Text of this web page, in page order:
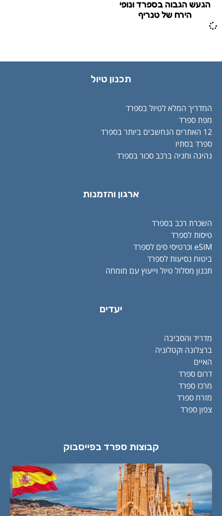
הגעש הגבוה בספרד ונופי
הירח של טנריף
תכנון טיול
המדריך המלא לטיול בספרד
מפת ספרד
12 האתרים הנחשבים ביותר בספרד
ספרד בסתיו
נהיגה וחניה ברכב סכור בספרד
ארגון והזמנות
השכרת רכב בספרד
טיסות לספרד
eSIM וכרטיסי סים לספרד
ביטוח נסיעות לספרד
תכנון מסלול טיול וייעוץ עם מומחה
יעדים
מדריד והסביבה
ברצלונה וקטלוניה
האיים
דרום ספרד
מרכז ספרד
מזרח ספרד
צפון ספרד
קבוצות ספרד בפייסבוק